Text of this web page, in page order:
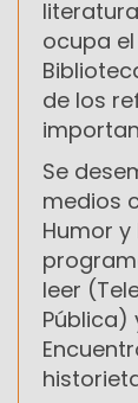
ocupa
de los
Se
medios
Humor
leer
Pública)